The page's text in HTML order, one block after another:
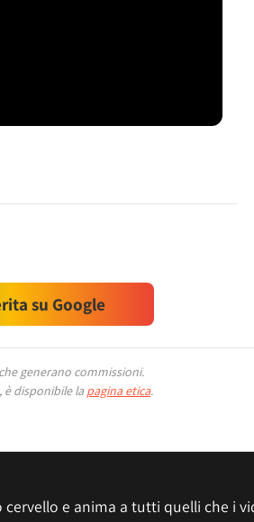
su Google
generano commissioni.
è disponibile la pagina etica.
cervello e anima a tutti quelli che i